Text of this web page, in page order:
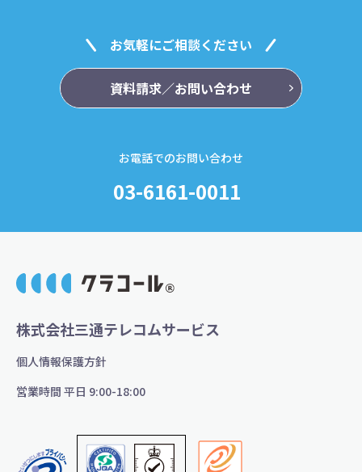
お気軽にご相談ください
資料請求／お問い合わせ
お電話でのお問い合わせ
03-6161-0011
株式会社三通テレコムサービス
個人情報保護方針
営業時間 平日 9:00-18:00